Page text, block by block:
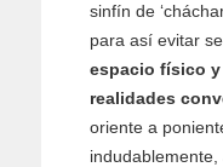
sinfín de
para así evitar
espacio físico
realidades
oriente a